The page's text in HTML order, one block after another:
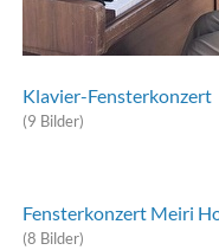
Klavier-Fensterkonzert
(9 Bilder)
Fensterkonzert Meiri
(8 Bilder)